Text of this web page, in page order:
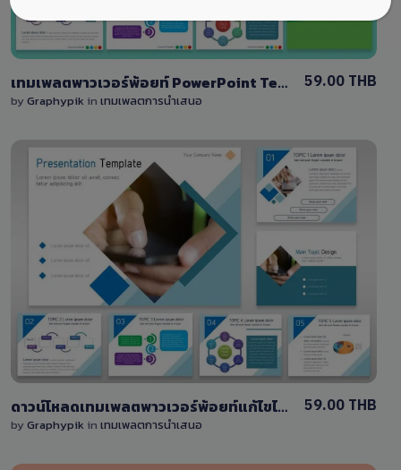
เทมเพลตพาวเวอร์พ้อยท์ PowerPoint Template สามารถแก้ไขได้
by Graphypik in เทมเพลตการนำเสนอ
59.00 THB
View Details
0 Sale
ดาวน์โหลดเทมเพลตพาวเวอร์พ้อยท์แก้ไขได้ โทนสีน้ำเงิน 10 สไลด์ ไฟล์ PPTX
by Graphypik in เทมเพลตการนำเสนอ
59.00 THB